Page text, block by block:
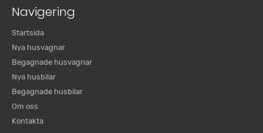
Navigering
Startsida
Nya husvagnar
Begagnade husvagnar
Nya husbilar
Begagnade husbilar
Om oss
Kontakta